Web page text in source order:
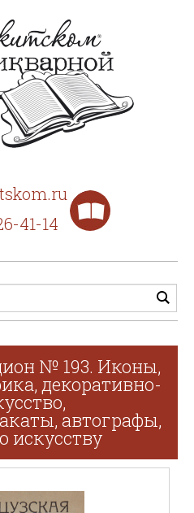
41-14
№ 193. Иконы,
декоративно-
автографы,
искусству